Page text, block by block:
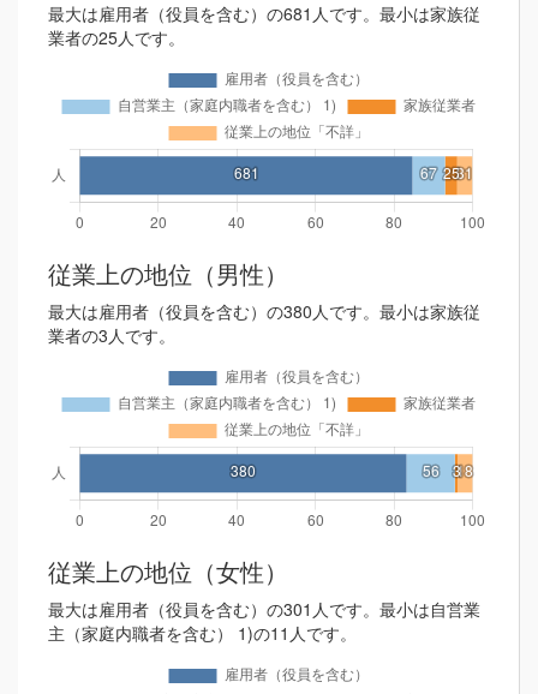
最大は雇用者（役員を含む）の681人です。最小は家族従
業者の25人です。
従業上の地位（男性）
最大は雇用者（役員を含む）の380人です。最小は家族従
業者の3人です。
従業上の地位（女性）
最大は雇用者（役員を含む）の301人です。最小は自営業
主（家庭内職者を含む） 1)の11人です。